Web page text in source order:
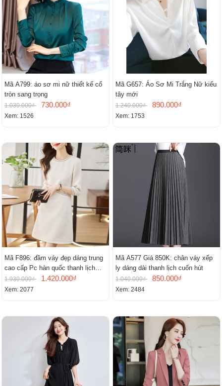
Mã A799: áo sơ mi nữ thiết kế cổ
tròn sang trọng
1.030.000₫ 730.000₫
Xem: 1526
Mã G657: Áo Sơ Mi Trắng Nữ kiểu
tây mới
1.240.000₫ 890.000₫
Xem: 1753
Mã F896: đầm váy đẹp dáng trung
cao cấp Pc hàn quốc thanh lịch
mới
1.930.000₫ 1.420.000₫
Xem: 2077
Mã A577 Giá 850K: chân váy xếp
ly dáng dài thanh lịch cuốn hút
1.040.000₫ 850.000₫
Xem: 2484